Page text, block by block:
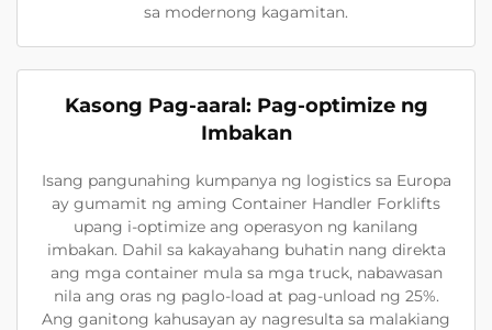
sa modernong kagamitan.
Kasong Pag-aaral: Pag-optimize ng
Imbakan
Isang pangunahing kumpanya ng logistics sa Europa
ay gumamit ng aming Container Handler Forklifts
upang i-optimize ang operasyon ng kanilang
imbakan. Dahil sa kakayahang buhatin nang direkta
ang mga container mula sa mga truck, nabawasan
nila ang oras ng paglo-load at pag-unload ng 25%.
Ang ganitong kahusayan ay nagresulta sa malakiang